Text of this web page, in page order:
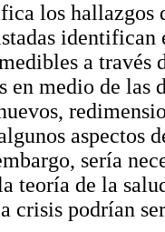
los hallazgos
a través
en medio de
aspectos
sería
teoría de la
crisis podrían